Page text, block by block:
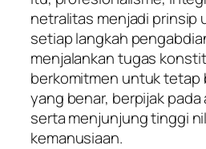
netralitas menjadi prinsip
setiap langkah
menjalankan tugas
berkomitmen untuk tetap
yang benar, berpijak
serta menjunjung tinggi
kemanusiaan.